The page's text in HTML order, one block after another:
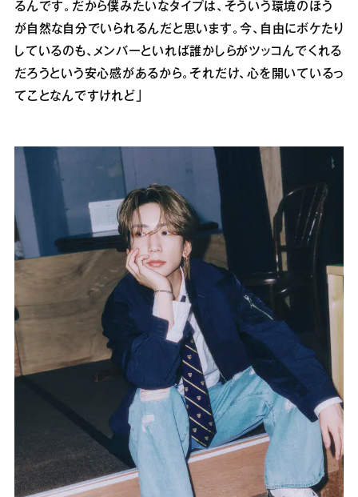
るんです。だから僕みたいなタイプは、そういう環境のほう
が自然な自分でいられるんだと思います。今、自由にボケたり
しているのも、メンバーといれば誰かしらがツッコんでくれる
だろうという安心感があるから。それだけ、心を開いているっ
てことなんですけれど」